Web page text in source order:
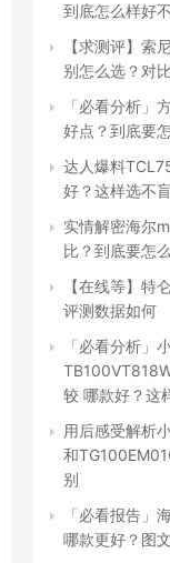
到底怎么样好
【求测评】
别怎么选？对
「必看分析
好点？到底要
达人爆料
好？这样选不
实情解密海尔
比？到底要怎
【在线等】特
评测数据如何
「必看分析」
较 哪款好？这
用后感受解析
和
别
「必看报告
哪款更好？图